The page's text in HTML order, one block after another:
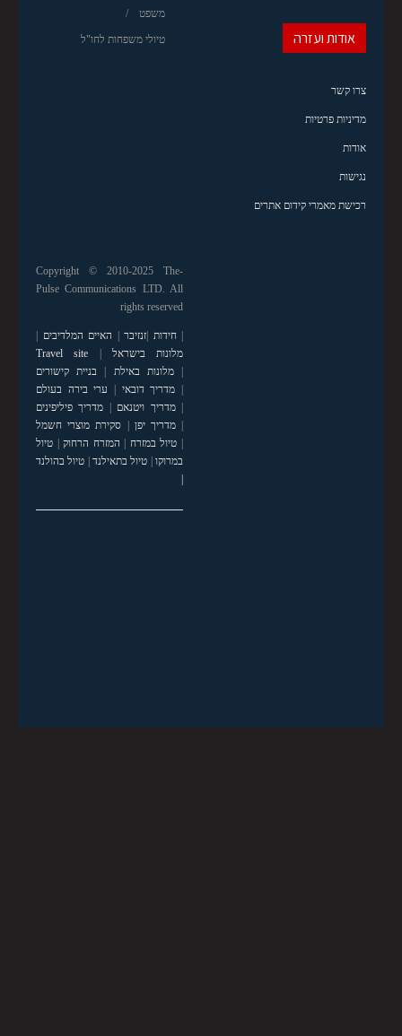
משפט
טיולי משפחות לחו"ל אודות ועזרה
צרו קשר
מדיניות פרטיות
אודות
נגישות
רכישת מאמרי קידום אתרים
Copyright © 2010-2025 The-
Pulse Communications LTD. All
rights reserved
|חידות |זנזיבר | האיים המלדיבים |
מלונות בישראל |
Travel site
|מלונות באילת | בניית קישורים
| מדריך דובאי | ערי בירה בעולם
|מדריך ויטנאם | מדריך פיליפינים
|מדריך יפן | סקירת מוצרי חשמל
| טיול במזרח | המזרח הרחוק| טיול
במרוקו| טיול בתאילנד| טיול בהולנד
|